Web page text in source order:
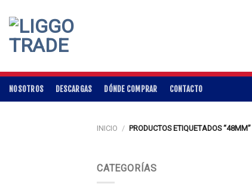
content
NOSOTROS DESCARGAS DÓNDE COMPRAR CONTACTO
INICIO / PRODUCTOS ETIQUETADOS “48MM”
CATEGORÍAS